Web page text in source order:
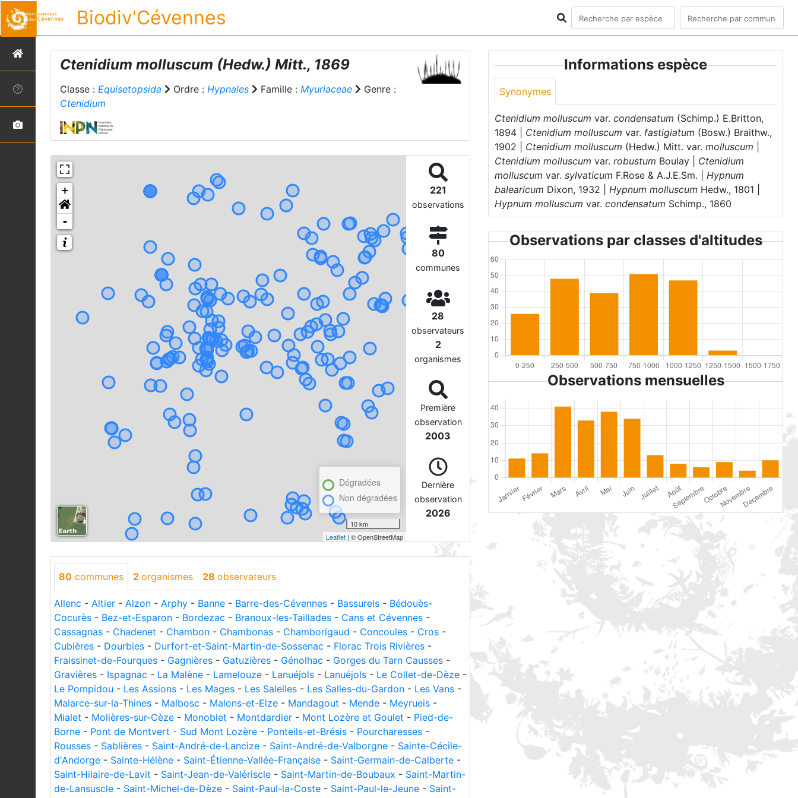
Biodiv'Cévennes
Ctenidium molluscum (Hedw.) Mitt., 1869
Classe : Equisetopsida Ordre : Hypnales Famille : Myuriaceae
Genre :
Ctenidium
+
-
Dégradées
Non dégradées
10 km
Leaflet| © OpenStreetMap
221
observations
80
communes
28
observateurs
2
organismes
Première
observation
2003
Dernière
observation
2026
80 communes 2 organismes 28 observateurs
Allenc - Altier - Alzon - Arphy - Banne - Barre-des-Cévennes - Bassurels - Bédouès-
Cocurès - Bez-et-Esparon - Bordezac - Branoux-les-Taillades - Cans et Cévennes -
Cassagnas - Chadenet - Chambon - Chambonas - Chamborigaud - Concoules - Cros -
Cubières - Dourbies - Durfort-et-Saint-Martin-de-Sossenac - Florac Trois Rivières -
Fraissinet-de-Fourques - Gagnières - Gatuzières - Génolhac - Gorges du Tarn Causses -
Gravières - Ispagnac - La Malène - Lamelouze - Lanuéjols - Lanuéjols - Le Collet-de-Dèze -
Le Pompidou - Les Assions - Les Mages - Les Salelles - Les Salles-du-Gardon - Les Vans -
Malarce-sur-la-Thines - Malbosc - Malons-et-Elze - Mandagout - Mende - Meyrueis -
Mialet - Molières-sur-Cèze - Monoblet - Montdardier - Mont Lozère et Goulet - Pied-de-
Borne - Pont de Montvert - Sud Mont Lozère - Ponteils-et-Brésis - Pourcharesses -
Rousses - Sablières - Saint-André-de-Lancize - Saint-André-de-Valborgne - Sainte-Cécile-
d'Andorge - Sainte-Hélène - Saint-Étienne-Vallée-Française - Saint-Germain-de-Calberte -
Saint-Hilaire-de-Lavit - Saint-Jean-de-Valériscle - Saint-Martin-de-Boubaux - Saint-Martin-
de-Lansuscle - Saint-Michel-de-Dèze - Saint-Paul-la-Coste - Saint-Paul-le-Jeune - Saint-
Informations espèce
Synonymes
Ctenidium molluscumvar. condensatum (Schimp.) E.Britton,
1894 | Ctenidium molluscumvar. fastigiatum (Bosw.) Braithw.,
1902 | Ctenidium molluscum (Hedw.) Mitt. var. molluscum
Ctenidium molluscumvar. robustum Boulay | Ctenidium
molluscumvar. sylvaticum F.Rose & A.J.E.Sm. |Hypnum
balearicum Dixon, 1932 |Hypnum molluscum Hedw., 1801 |
Hypnum molluscumvar. condensatum Schimp., 1860
Observations par classes d'altitudes
Observations mensuelles